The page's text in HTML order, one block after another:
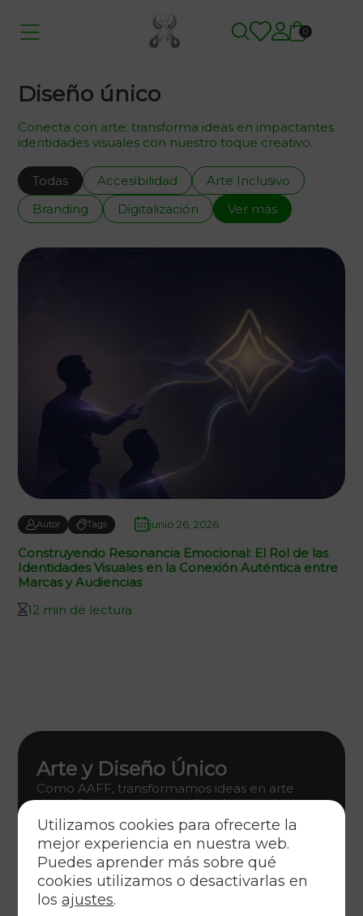
0
Diseño único
Conecta con arte: transforma ideas en impactantes
identidades visuales con nuestro toque creativo.
Todas Accesibilidad
Arte Inclusivo
Branding
Digitalización Ver más
Autor Tags junio 26, 2026
Construyendo Resonancia Emocional: El Rol de las
Identidades Visuales en la Conexión Auténtica entre
Marcas y Audiencias
12 min de lectura
Arte y Diseño Único
Como AAFF, transformamos ideas en arte
visual. Conecta con tu audiencia a través de un
diseño gráfico innovador que encarna estilo y
estrategia.
Descúbrelo
Utilizamos cookies para ofrecerte la
mejor experiencia en nuestra web.
Puedes aprender más sobre qué
cookies utilizamos o desactivarlas en
losajustes.